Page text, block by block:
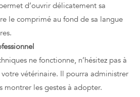
d’ouvrir délicatement sa
le comprimé au fond de sa langue
ne fonctionne, n’hésitez pas à
vétérinaire. Il pourra administrer
montrer les gestes à adopter.